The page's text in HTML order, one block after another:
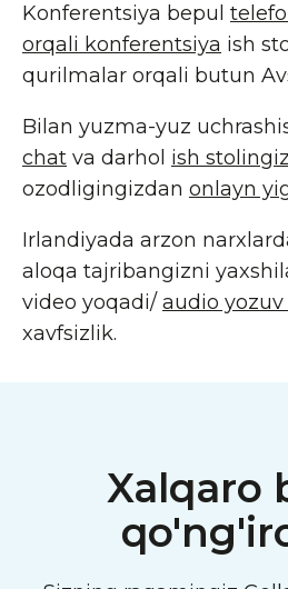
Konferentsiya bepul
orqali konferentsiya ish
qurilmalar orqali butun
Bilan yuzma-yuz
chat va darhol ish
ozodligingizdan onlayn
Irlandiyada arzon
aloqa tajribangizni
video yoqadi/ audio yozuv
xavfsizlik.
Xalqaro